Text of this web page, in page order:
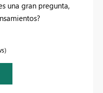
una gran pregunta,